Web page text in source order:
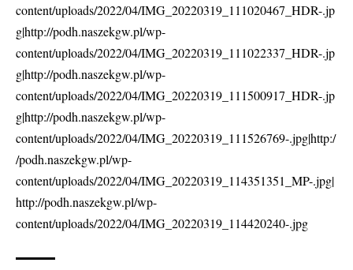
content/uploads/2022/04/IMG_20220319_111020467_HDR-.jp
g|http://podh.naszekgw.pl/wp-
content/uploads/2022/04/IMG_20220319_111022337_HDR-.jp
g|http://podh.naszekgw.pl/wp-
content/uploads/2022/04/IMG_20220319_111500917_HDR-.jp
g|http://podh.naszekgw.pl/wp-
content/uploads/2022/04/IMG_20220319_111526769-.jpg|http:/
/podh.naszekgw.pl/wp-
content/uploads/2022/04/IMG_20220319_114351351_MP-.jpg|
http://podh.naszekgw.pl/wp-
content/uploads/2022/04/IMG_20220319_114420240-.jpg